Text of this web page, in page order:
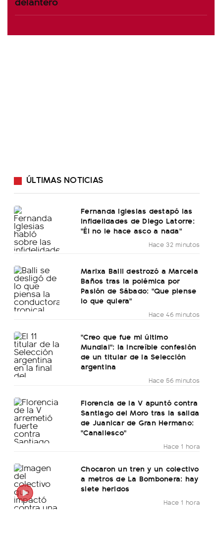
ÚLTIMAS NOTICIAS
Fernanda Iglesias destapó las
infidelidades de Diego Latorre:
"Él no le hace asco a nada"
Hace 32 minutos
Marixa Balli destrozó a Marcela
Baños tras la polémica por
Pasión de Sábado: "Que piense
lo que quiera"
Hace 46 minutos
"Creo que fue mi último
Mundial": la increíble confesión
de un titular de la Selección
argentina
Hace 56 minutos
Florencia de la V apuntó contra
Santiago del Moro tras la salida
de Juanicar de Gran Hermano:
"Canallesco"
Hace 1 hora
Chocaron un tren y un colectivo
a metros de La Bombonera: hay
siete heridos
Hace 1 hora